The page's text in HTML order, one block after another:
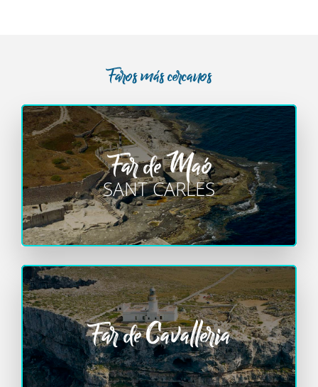
Faros más cercanos
Far de Maó
SANT CARLES
Far de Cavalleria